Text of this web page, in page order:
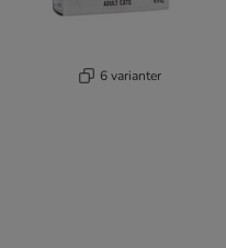
6 varianter